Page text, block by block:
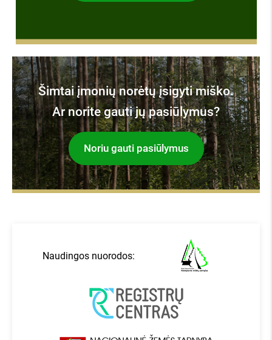
Šimtai įmonių norėtų įsigyti miško.
Ar norite gauti jų pasiūlymus?
Noriu gauti pasiūlymus
Naudingos nuorodos: